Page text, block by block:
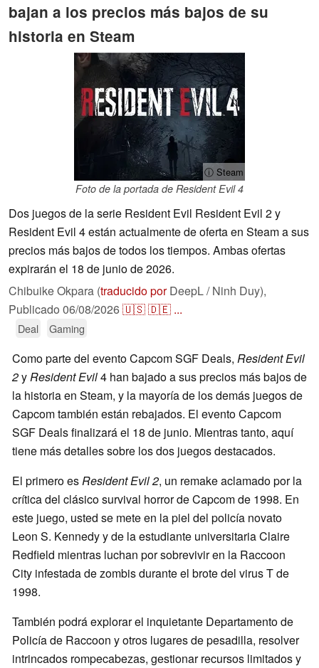
bajan a los precios más bajos de su
historia en Steam
ⓘ Steam
Foto de la portada de Resident Evil 4
Dos juegos de la serie Resident Evil Resident Evil 2 y
Resident Evil 4 están actualmente de oferta en Steam a sus
precios más bajos de todos los tiempos. Ambas ofertas
expirarán el 18 de junio de 2026.
Chibuike Okpara (traducido porDeepL / Ninh Duy),
Publicado 06/08/2026🇺🇸🇩🇪 ...
Deal Gaming
Como parte del evento Capcom SGF Deals, Resident Evil
2yResident Evil4 han bajado a sus precios más bajos de
la historia en Steam, y la mayoría de los demás juegos de
Capcom también están rebajados. El evento Capcom
SGF Deals finalizará el 18 de junio. Mientras tanto, aquí
tiene más detalles sobre los dos juegos destacados.
El primero esResident Evil 2, un remake aclamado por la
crítica del clásico survival horror de Capcom de 1998. En
este juego, usted se mete en la piel del policía novato
Leon S. Kennedy y de la estudiante universitaria Claire
Redfield mientras luchan por sobrevivir en la Raccoon
City infestada de zombis durante el brote del virus T de
1998.
También podrá explorar el inquietante Departamento de
Policía de Raccoon y otros lugares de pesadilla, resolver
intrincados rompecabezas, gestionar recursos limitados y